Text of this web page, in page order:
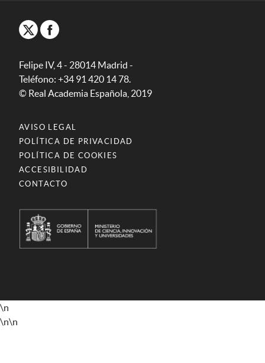
Felipe IV, 4 - 28014 Madrid -
Teléfono: +34 91 420 14 78.
© Real Academia Española, 2019
AVISO LEGAL
POLÍTICA DE PRIVACIDAD
POLÍTICA DE COOKIES
ACCESIBILIDAD
CONTACTO
\n
\n\n